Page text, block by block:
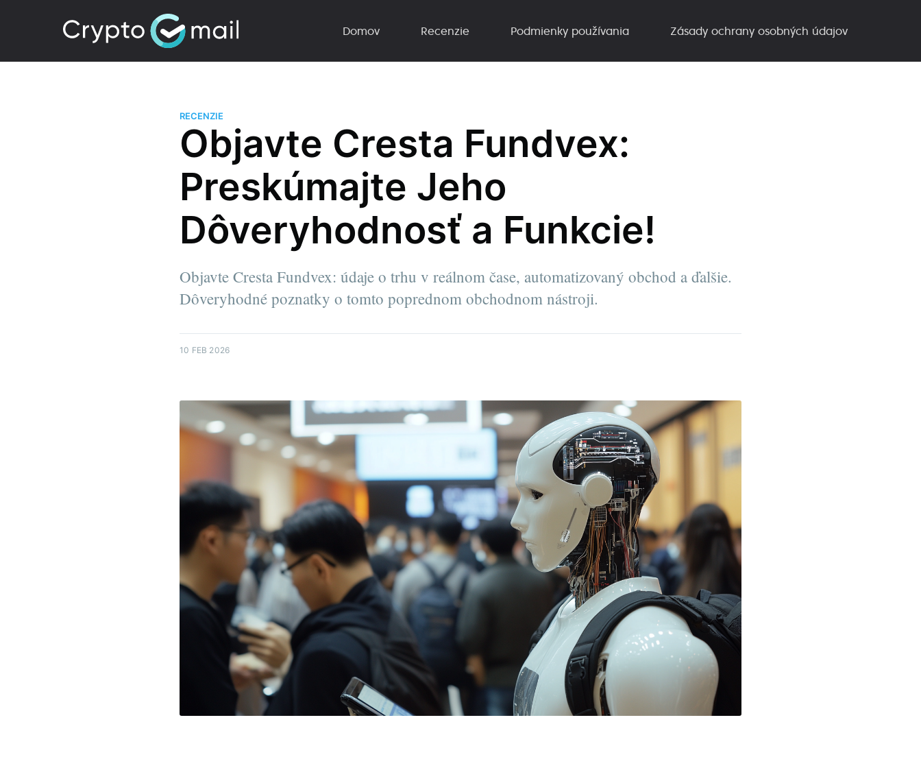
Domov Recenzie Podmienky používania Zásady ochrany osobných údajov
RECENZIE
Objavte Cresta Fundvex:
Preskúmajte Jeho
Dôveryhodnosť a Funkcie!
Objavte Cresta Fundvex: údaje o trhu v reálnom čase, automatizovaný obchod a ďalšie.
Dôveryhodné poznatky o tomto poprednom obchodnom nástroji.
10 FEB 2026